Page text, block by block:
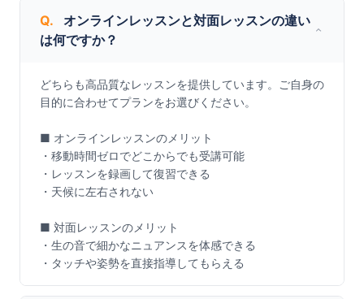
Q.
オンラインレッスンと対面レッスンの違い
は何ですか？
どちらも高品質なレッスンを提供しています。ご自身の
目的に合わせてプランをお選びください。
■ オンラインレッスンのメリット
・移動時間ゼロでどこからでも受講可能
・レッスンを録画して復習できる
・天候に左右されない
■ 対面レッスンのメリット
・生の音で細かなニュアンスを体感できる
・タッチや姿勢を直接指導してもらえる